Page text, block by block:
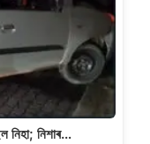
নিহা; নিশাৰ…